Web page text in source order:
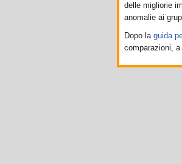
delle migliorie
anomalie ai
Dopo la guida
comparazioni,